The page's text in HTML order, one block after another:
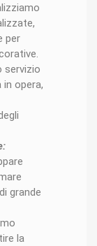
per
servizio
opera,
grande
la